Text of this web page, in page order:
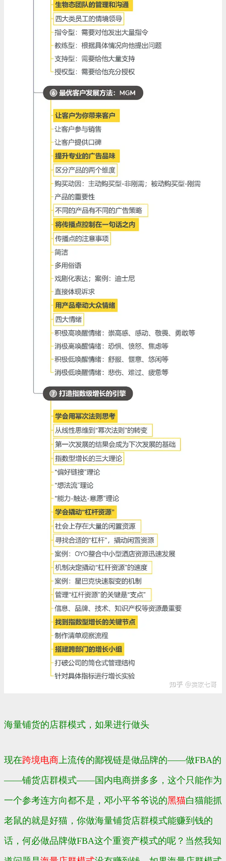
海量铺货的店群模式，如果进行做头
现在跨境电商上流传的鄙视链是做品牌的——做FBA的
——铺货店群模式——国内电商拼多多，这个只能作为
一个参考连方向都不是，邓小平爷爷说的黑猫白猫能抓
老鼠的就是好猫，你做海量铺货店群模式能赚到钱的
话，何必做品牌做FBA这个重资产模式的呢？当然我知